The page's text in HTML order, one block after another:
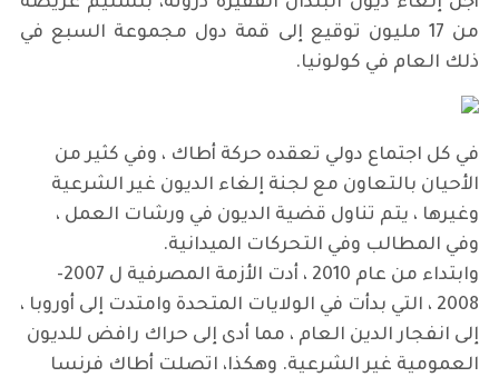
من 17 مليون توقيع إلى قمة دول مجموعة السبع في
ذلك العام في كولونيا.
في كل اجتماع دولي تعقده حركة أطاك ، وفي كثير من
الأحيان بالتعاون مع لجنة إلغاء الديون غير الشرعية
وغيرها ، يتم تناول قضية الديون في ورشات العمل ،
وفي المطالب وفي التحركات الميدانية.
وابتداء من عام 2010 ، أدت الأزمة المصرفية ل 2007-
2008 ، التي بدأت في الولايات المتحدة وامتدت إلى أوروبا ،
إلى انفجار الدين العام ، مما أدى إلى حراك رافض للديون
العمومية غير الشرعية. وهكذا، اتصلت أطاك فرنسا